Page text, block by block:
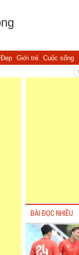
Đẹp Giới trẻ Cuộc sống
BÀI ĐỌC NHIỀU